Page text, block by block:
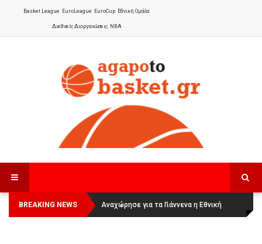
Basket League EuroLeague EuroCup Εθνική Ομάδα
Διεθνείς Διοργανώσεις NBA
BREAKING NEWS
Οι Πάνθηρες Καβάλας στην Women
Basketball League 1
Αναχώρησε για τα Γιάννενα η Εθνική
Γυναικών: